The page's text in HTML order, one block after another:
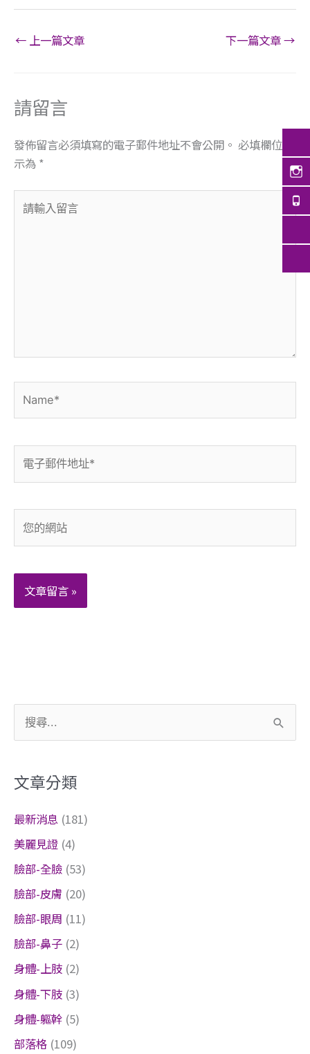
← 上一篇文章 下一篇文章→
請留言
發佈留言必須填寫的電子郵件地址不會公開。 必填欄位標
示為 *
輸
件
地
址
的
站
尋
鍵
字
文章分類
最新消息 (181)
美麗見證 (4)
臉部-全臉 (53)
臉部-皮膚 (20)
臉部-眼周 (11)
臉部-鼻子 (2)
身體-上肢 (2)
身體-下肢 (3)
身體-軀幹 (5)
部落格 (109)